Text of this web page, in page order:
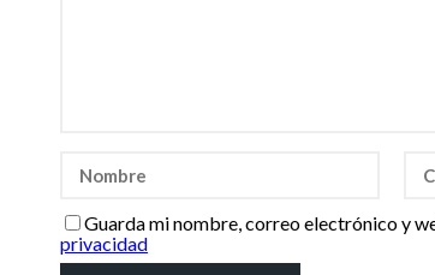
Guarda mi nombre, correo electrónico y
privacidad